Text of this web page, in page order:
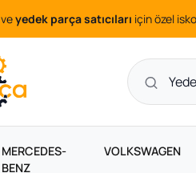
veyedek parça satıcıları için özel
MERCEDES-
BENZ
VOLKSWAGEN